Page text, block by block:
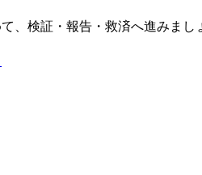
、検証・報告・救済へ進みまし